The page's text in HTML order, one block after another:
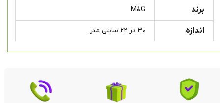
برند M&G
اندازه ۳۰ در ۲۲ سانتی متر